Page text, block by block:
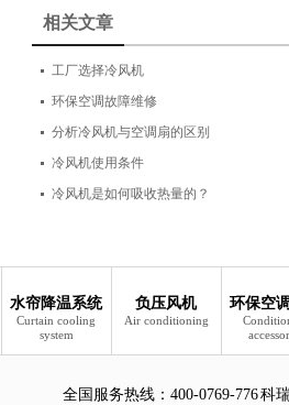
相关文章
工厂选择冷风机
环保空调故障维修
分析冷风机与空调扇的区别
冷风机使用条件
冷风机是如何吸收热量的？
水帘降温系统
Curtain cooling
system
负压风机
Air conditioning
环保空
全国服务热线： 400-0769-776 科